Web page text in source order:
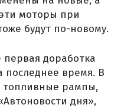
моторы при
будут по-новому.
доработка
последнее время. В
топливные рампы,
дня»,